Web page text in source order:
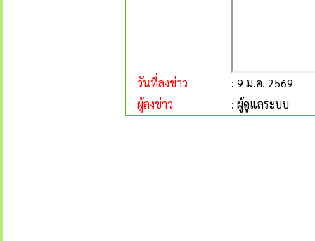
วันที่ลงข่าว
: 9 ม.ค. 2569
ผู้ลงข่าว
: ผู้ดูแลระบบ